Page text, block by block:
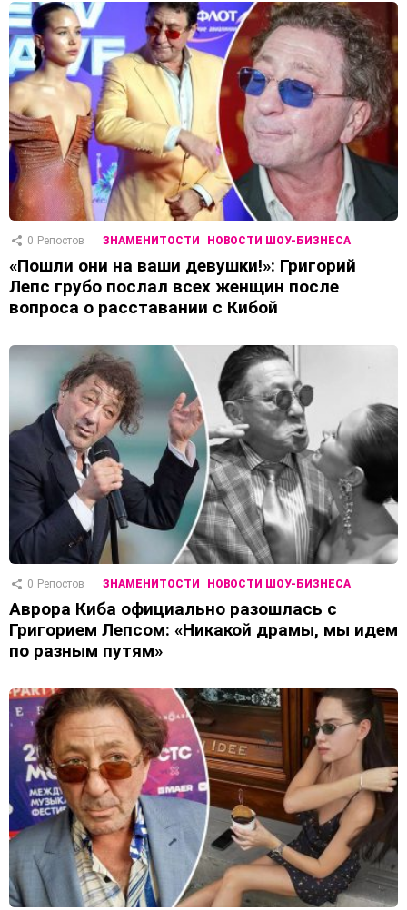
0 Репостов ЗНАМЕНИТОСТИ НОВОСТИ ШОУ-БИЗНЕСА
«Пошли они на ваши девушки!»: Григорий
Лепс грубо послал всех женщин после
вопроса о расставании с Кибой
0 Репостов ЗНАМЕНИТОСТИ НОВОСТИ ШОУ-БИЗНЕСА
Аврора Киба официально разошлась с
Григорием Лепсом: «Никакой драмы, мы идем
по разным путям»